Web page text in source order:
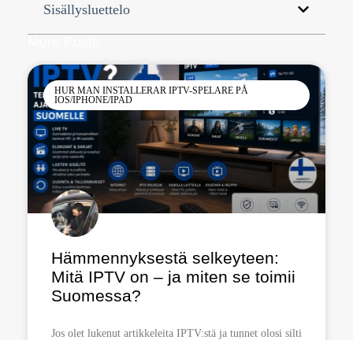
Sisällysluettelo
HUR MAN INSTALLERAR IPTV-SPELARE PÅ
IOS/IPHONE/IPAD
Hämmennyksestä selkeyteen:
Mitä IPTV on – ja miten se toimii
Suomessa?
Jos olet lukenut artikkeleita IPTV:stä ja tunnet olosi silti